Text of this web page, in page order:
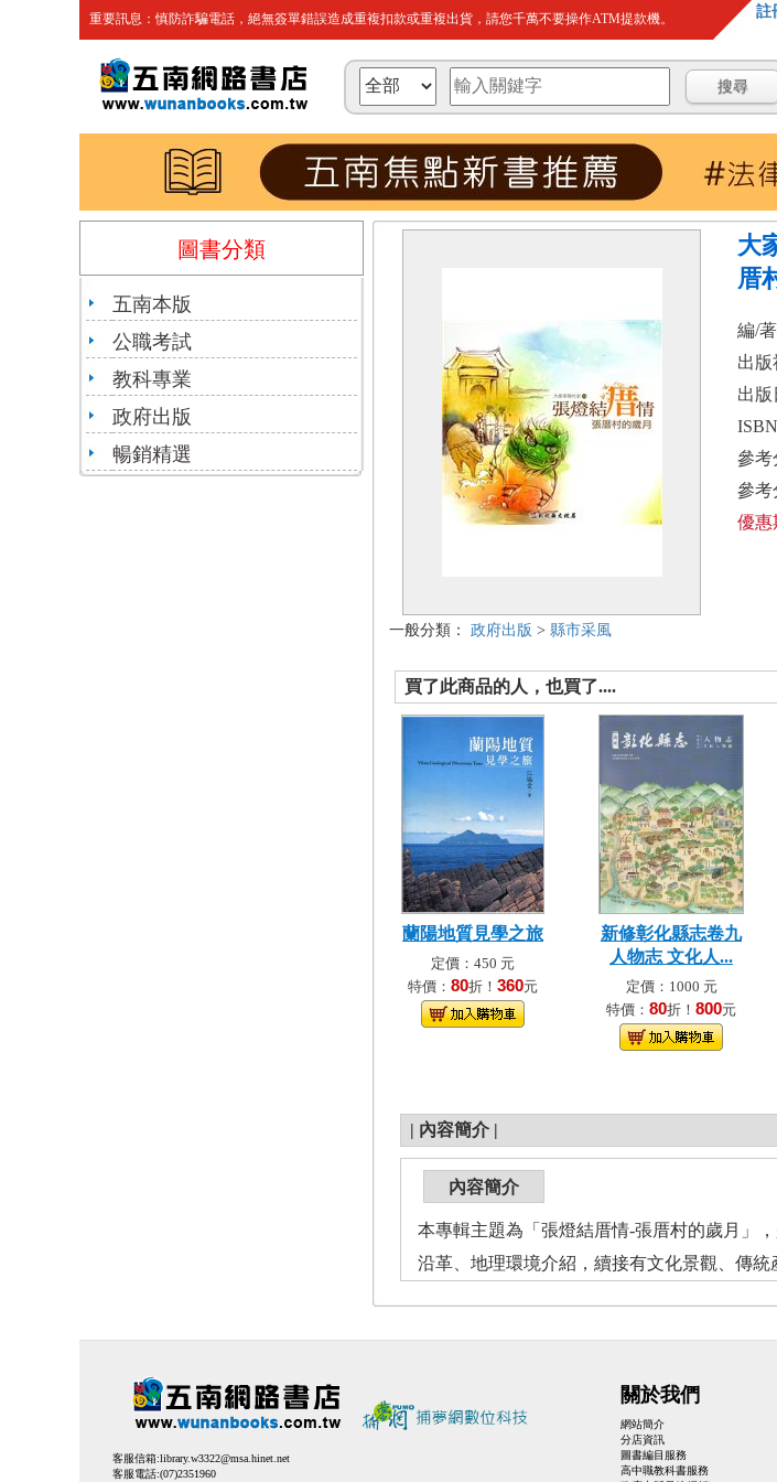
重要訊息：慎防詐騙電話，絕無簽單錯誤造成重複扣款或重複出貨，請您千萬不要操作ATM提款機。 註
圖書分類
五南本版
公職考試
教科專業
政府出版
暢銷精選
一般分類： 政府出版 > 縣市采風
大
厝
編/
出版
出版
ISBN
參考
參考
優惠
買了此商品的人，也買了....
蘭陽地質見學之旅
定價：450 元
特價： 80折！ 360元
新修彰化縣志卷九
人物志 文化人...
定價：1000 元
特價： 80折！ 800元
| 內容簡介 |
內容簡介
本專輯主題為「張燈結厝情-張厝村的歲月」
沿革、地理環境介紹，續接有文化景觀、傳統
客服信箱:library.w3322@msa.hinet.net
客服電話:(07)2351960
關於我們
網站簡介
分店資訊
圖書編目服務
高中職教科書服務